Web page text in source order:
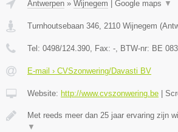
Antwerpen » Wijnegem | Google maps ▼
Turnhoutsebaan 346 2110 Wijnegem (
Tel: 0498/124.390 , Fax: - , BTW-nr: BE
E-mail › CVSzonwering/Davasti BV
Website: http://www.cvszonwering.be |
Met reeds meer dan 25 jaar ervaring zijn
▼